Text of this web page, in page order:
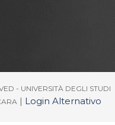
- UNIVERSITÀ DEGLI STUDI
| Login Alternativo